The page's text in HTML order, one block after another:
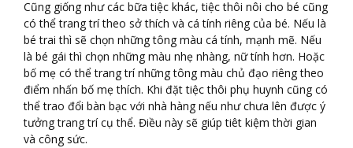
Cũng giống như các bữa tiệc khác, tiệc thôi nôi cho bé cũng
có thể trang trí theo sở thích và cá tính riêng của bé. Nếu là
bé trai thì sẽ chọn những tông màu cá tính, mạnh mẽ. Nếu
là bé gái thì chọn những màu nhẹ nhàng, nữ tính hơn. Hoặc
bố mẹ có thể trang trí những tông màu chủ đạo riêng theo
điểm nhấn bố mẹ thích. Khi đặt tiệc thôi phụ huynh cũng có
thể trao đổi bàn bạc với nhà hàng nếu như chưa lên được ý
tưởng trang trí cụ thể. Điều này sẽ giúp tiêt kiệm thời gian
và công sức.